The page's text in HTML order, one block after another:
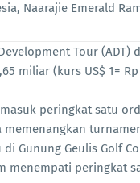
Naarajie Emerald
Tour (ADT)
miliar (kurs US$ 1= Rp
peringkat satu
Gunung Geulis Golf
menempati peringkat